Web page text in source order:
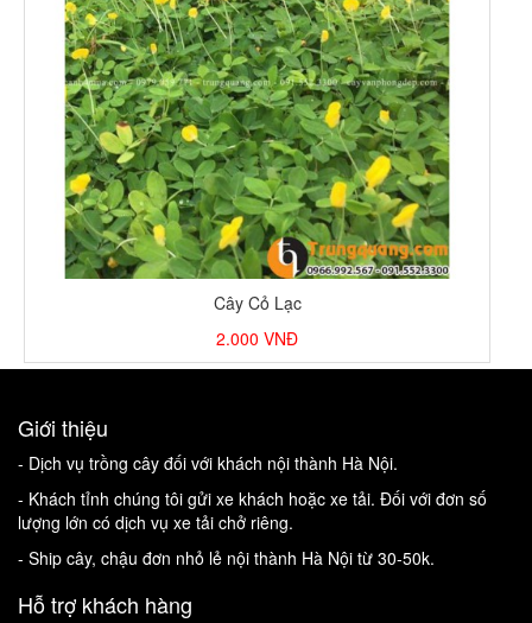
Cây Cỏ Lạc
2.000 VNĐ
Giới thiệu
- Dịch vụ trồng cây đối với khách nội thành Hà Nội.
- Khách tỉnh chúng tôi gửi xe khách hoặc xe tải. Đối với đơn số
lượng lớn có dịch vụ xe tải chở riêng.
- Ship cây, chậu đơn nhỏ lẻ nội thành Hà Nội từ 30-50k.
Hỗ trợ khách hàng